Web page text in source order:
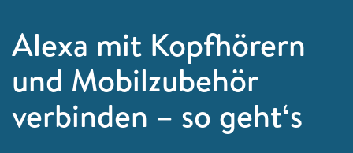
Alexa mit Kopfhörern
und Mobilzubehör
verbinden – so geht‘s